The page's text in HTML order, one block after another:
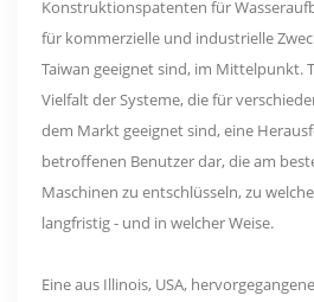
Konstruktionspatenten für
für kommerzielle und industrielle
Taiwan geeignet sind, im Mittelpunkt.
Vielfalt der Systeme, die für
dem Markt geeignet sind, eine
betroffenen Benutzer dar, die am
Maschinen zu entschlüsseln, zu
langfristig - und in welcher Weise.
Eine aus Illinois, USA,